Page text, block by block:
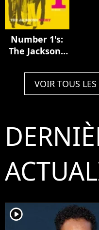
Number 1's:
The Jacksons
VOIR TOUS
player2